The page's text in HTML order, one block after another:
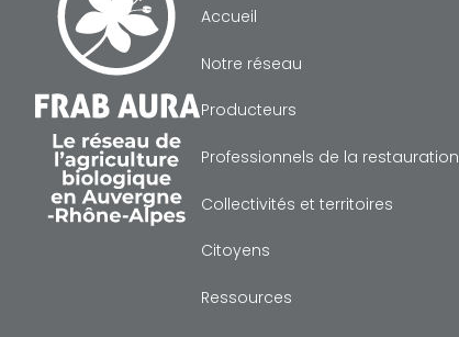
Accueil
Notre réseau
Producteurs
Professionnels de la restauration
Collectivités et territoires
Citoyens
Ressources